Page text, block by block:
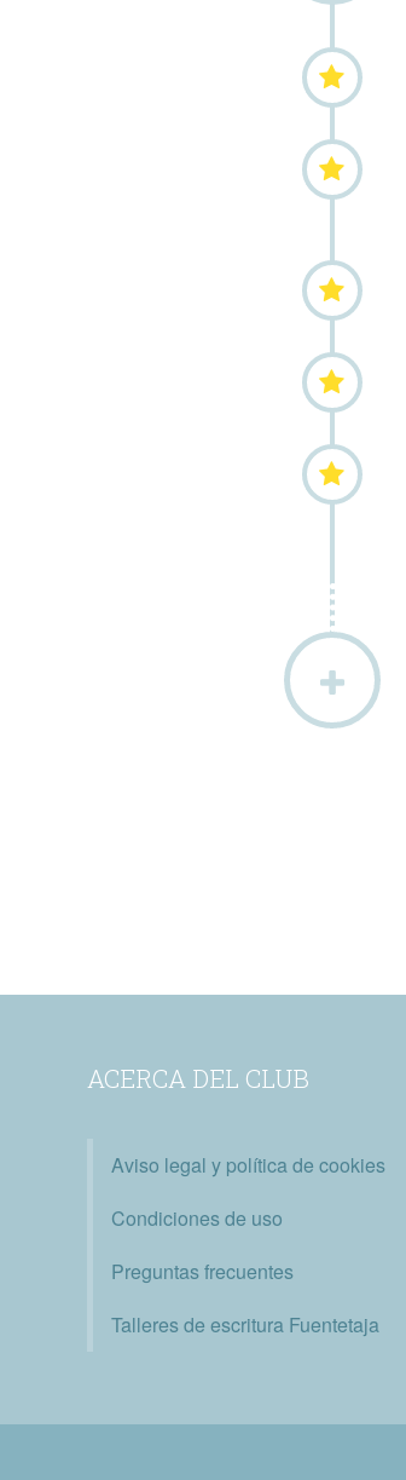
ACERCA DEL CLUB
Aviso legal y política de cookies
Condiciones de uso
Preguntas frecuentes
Talleres de escritura Fuentetaja